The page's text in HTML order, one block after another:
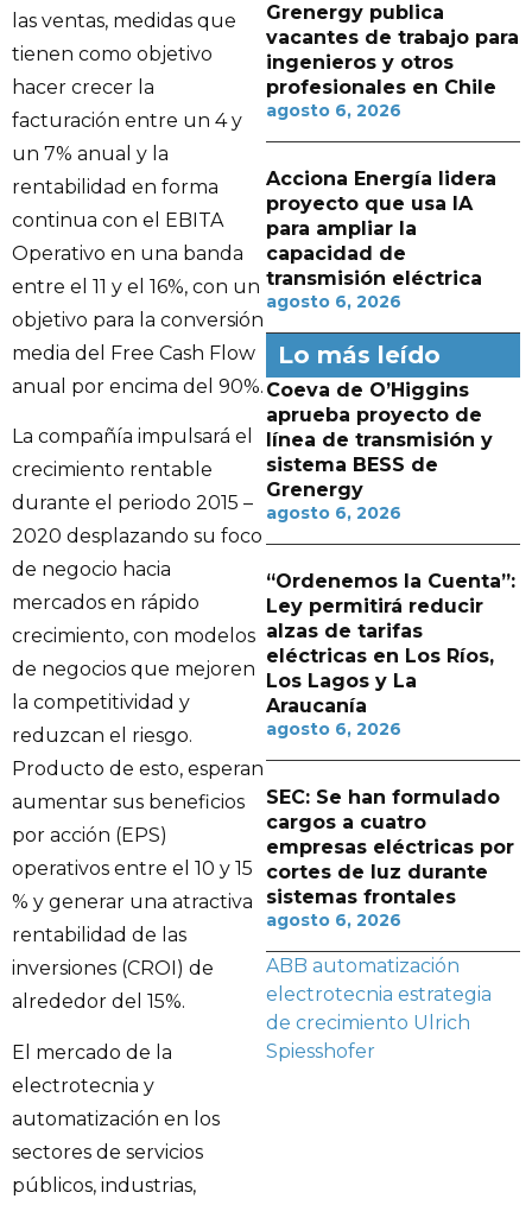
las ventas, medidas que
tienen como objetivo
hacer crecer la
facturación entre un 4 y
un 7% anual y la
rentabilidad en forma
continua con el EBITA
Operativo en una banda
entre el 11 y el 16%, con un
objetivo para la conversión
media del Free Cash Flow
anual por encima del 90%.
La compañía impulsará el
crecimiento rentable
durante el periodo 2015 –
2020 desplazando su foco
de negocio hacia
mercados en rápido
crecimiento, con modelos
de negocios que mejoren
la competitividad y
reduzcan el riesgo.
Producto de esto, esperan
aumentar sus beneficios
por acción (EPS)
operativos entre el 10 y 15
% y generar una atractiva
rentabilidad de las
inversiones (CROI) de
alrededor del 15%.
El mercado de la
electrotecnia y
automatización en los
sectores de servicios
públicos, industrias,
Grenergy publica
vacantes de trabajo para
ingenieros y otros
profesionales en Chile
agosto 6, 2026
Acciona Energía lidera
proyecto que usa IA
para ampliar la
capacidad de
transmisión eléctrica
agosto 6, 2026
Lo más leído
Coeva de O’Higgins
aprueba proyecto de
línea de transmisión y
sistema BESS de
Grenergy
agosto 6, 2026
“Ordenemos la Cuenta”:
Ley permitirá reducir
alzas de tarifas
eléctricas en Los Ríos,
Los Lagos y La
Araucanía
agosto 6, 2026
SEC: Se han formulado
cargos a cuatro
empresas eléctricas por
cortes de luz durante
sistemas frontales
agosto 6, 2026
ABB automatización
electrotecnia estrategia
de crecimiento Ulrich
Spiesshofer